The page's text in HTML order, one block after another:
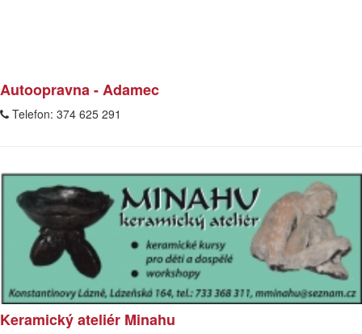
Autoopravna - Adamec
Telefon: 374 625 291
Keramický ateliér Minahu